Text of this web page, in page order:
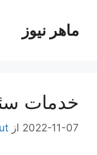
محتواماهر نیوز
خدمات
2022-11-07 از